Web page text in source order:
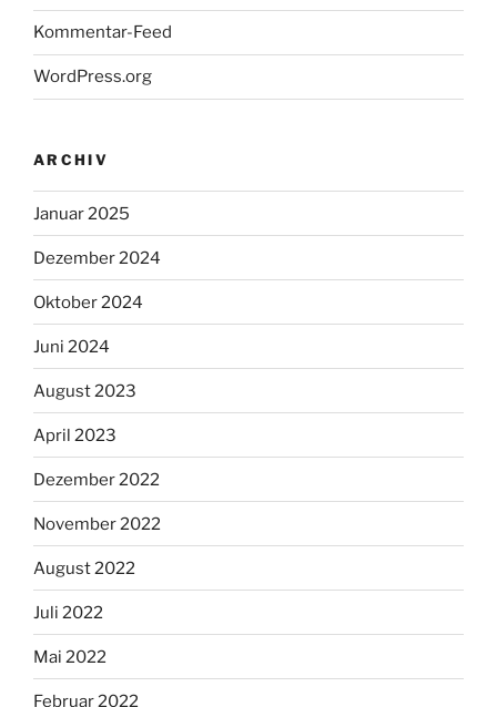
Kommentar-Feed
WordPress.org
ARCHIV
Januar 2025
Dezember 2024
Oktober 2024
Juni 2024
August 2023
April 2023
Dezember 2022
November 2022
August 2022
Juli 2022
Mai 2022
Februar 2022